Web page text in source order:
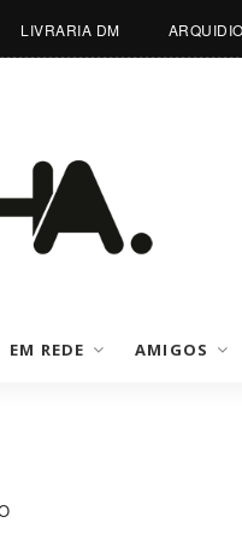
LIVRARIA DM
EM REDE AMIGOS